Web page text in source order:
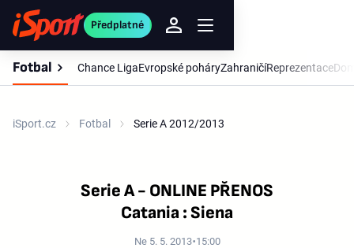
Předplatné
Fotbal Chance LigaEvropské poháryZahraničíReprezentace
iSport.cz Fotbal Serie A 2012/2013
Serie A - ONLINE PŘENOS
Catania : Siena
Ne 5. 5. 2013 15:00